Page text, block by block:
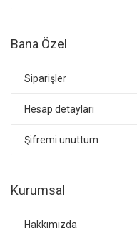
Bana Özel
Siparişler
Hesap detayları
Şifremi unuttum
Kurumsal
Hakkımızda